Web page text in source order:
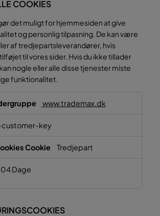
COOKIES
det muligt for hjemmesiden at give
og personlig tilpasning. De kan være
af tredjepartsleverandører, hvis
til vores sider. Hvis du ikke tillader
nogle eller alle disse tjenester miste
funktionalitet.
www.trademax.dk
key
Tredjepart
Dage